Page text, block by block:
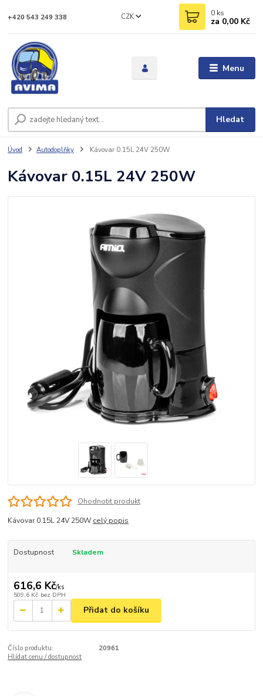
Menu
CZK
Hledat
+420 543 249 338 0 ks
za 0,00 Kč
Úvod Autodoplňky Kávovar 0.15L 24V 250W
Kávovar 0.15L 24V 250W
Ohodnotit produkt
Kávovar 0.15L 24V 250W celý popis
Dostupnost Skladem
616,6 Kč/ks
509,6 Kč bez DPH
Přidat do košíku
Číslo produktu:
20961
Hlídat cenu / dostupnost